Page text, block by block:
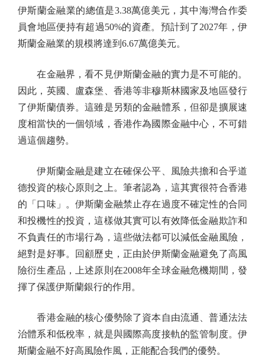
伊斯蘭金融業的總值是3.38萬億美元，其中海灣合作委
員會地區便持有超過50%的資產。預計到了2027年，伊
斯蘭金融業的規模將達到6.67萬億美元。
在金融界，看不見伊斯蘭金融的實力是不可能的。
因此，英國、盧森堡、香港等非穆斯林國家及地區發行
了伊斯蘭債券。這雖是另類的金融體系，但卻是擴展速
度相當快的一個領域，香港作為國際金融中心，不可錯
過這個趨勢。
伊斯蘭金融是建立在確保公平、風險共擔和合乎道
德投資的核心原則之上。筆者認為，這其實很符合香港
的「口味」。伊斯蘭金融禁止存在過度不確定性的合同
和投機性的投資，這樣做其實可以有效降低金融欺詐和
不負責任的市場行為，這些做法都可以減低金融風險，
絕對是好事。回顧歷史，正由於伊斯蘭金融避免了高風
險衍生產品，上述原則在2008年全球金融危機期間，發
揮了保護伊斯蘭銀行的作用。
香港金融的核心優勢除了資本自由流通、普通法法
治體系和低稅率，就是與國際高度接軌的監管制度。伊
斯蘭金融不好高風險作風，正能配合我們的優勢。